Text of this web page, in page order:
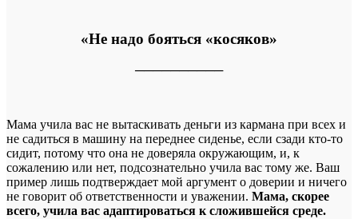
«Не надо бояться «косяков»
──────────
Мама учила вас не вытаскивать деньги из кармана при всех и
не садиться в машину на переднее сиденье, если сзади кто-то
сидит, потому что она не доверяла окружающим, и, к
сожалению или нет, подсознательно учила вас тому же. Ваш
пример лишь подтверждает мой аргумент о доверии и ничего
не говорит об ответственности и уважении. Мама, скорее
всего, учила вас адаптироваться к сложившейся среде.